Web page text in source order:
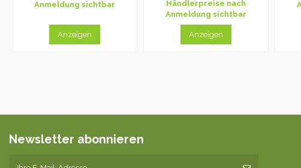
Anmeldung sichtbar
Anzeigen
Händlerpreise nach
Anmeldung sichtbar
Anzeigen
Newsletter abonnieren